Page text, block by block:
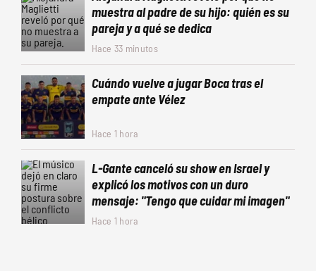
muestra al padre de su hijo: quién es su
pareja y a qué se dedica
Hace 33 minutos
Cuándo vuelve a jugar Boca tras el
empate ante Vélez
Hace 1 hora
L-Gante canceló su show en Israel y
explicó los motivos con un duro
mensaje: "Tengo que cuidar mi imagen"
Hace 1 hora